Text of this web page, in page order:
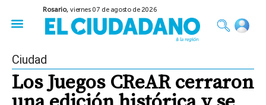
Rosario,viernes 07 de agosto de 2026
Ciudad
Los Juegos CReAR cerraron